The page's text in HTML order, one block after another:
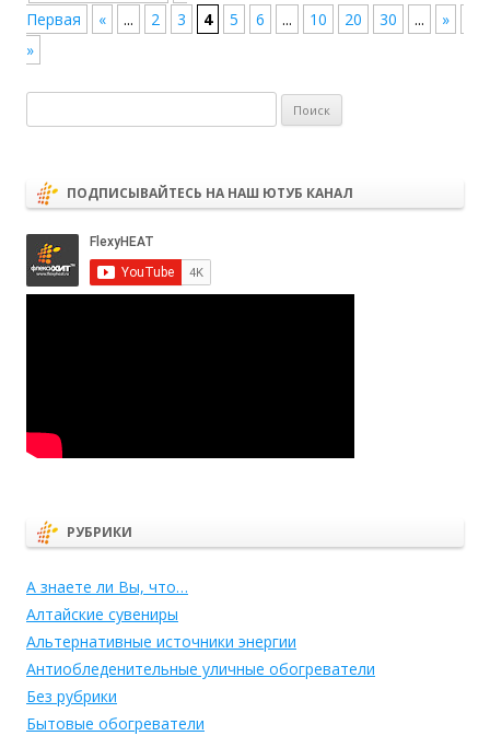
Первая
« ... 2 3 4 5 6 ... 10 20 30 ... »
»
ПОДПИСЫВАЙТЕСЬ НА НАШ ЮТУБ КАНАЛ
РУБРИКИ
А знаете ли Вы, что…
Алтайские сувениры
Альтернативные источники энергии
Антиобледенительные уличные обогреватели
Без рубрики
Бытовые обогреватели